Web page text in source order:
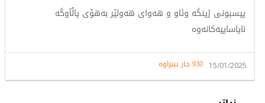
پیسبونی ژینگە وئاو و هەوای هەولێر بەهۆی پاڵآوگە
نایاساییەکانەوە
15/01/2025 930 جار بینراوە